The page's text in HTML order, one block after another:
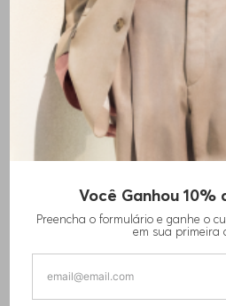
Você Ganhou
Preencha o formulário e ganhe o
em sua primeira